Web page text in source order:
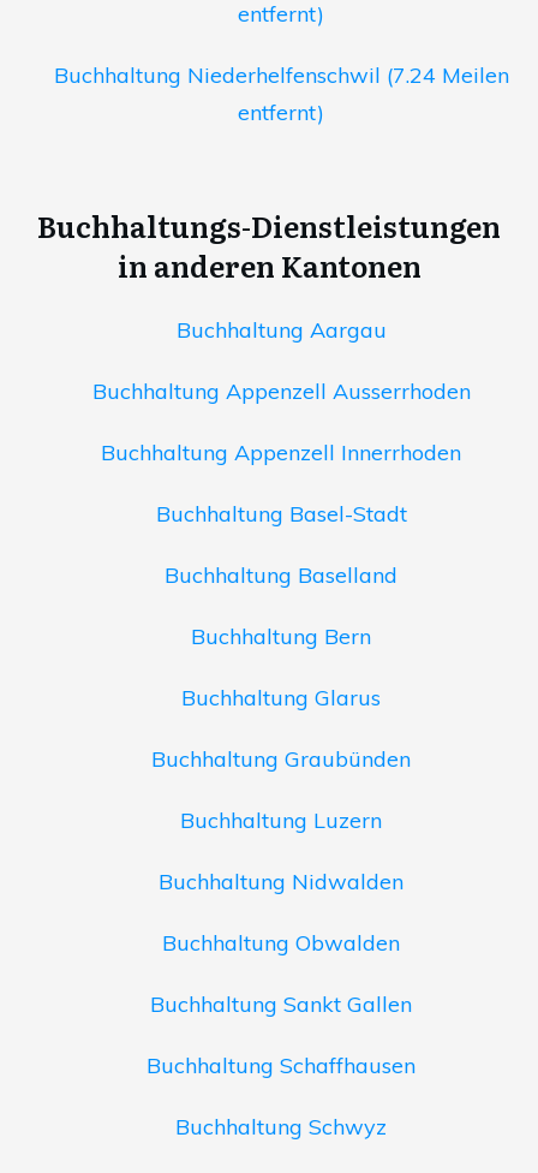
entfernt)
Buchhaltung Niederhelfenschwil (7.24 Meilen
entfernt)
Buchhaltungs-Dienstleistungen
in anderen Kantonen
Buchhaltung Aargau
Buchhaltung Appenzell Ausserrhoden
Buchhaltung Appenzell Innerrhoden
Buchhaltung Basel-Stadt
Buchhaltung Baselland
Buchhaltung Bern
Buchhaltung Glarus
Buchhaltung Graubünden
Buchhaltung Luzern
Buchhaltung Nidwalden
Buchhaltung Obwalden
Buchhaltung Sankt Gallen
Buchhaltung Schaffhausen
Buchhaltung Schwyz